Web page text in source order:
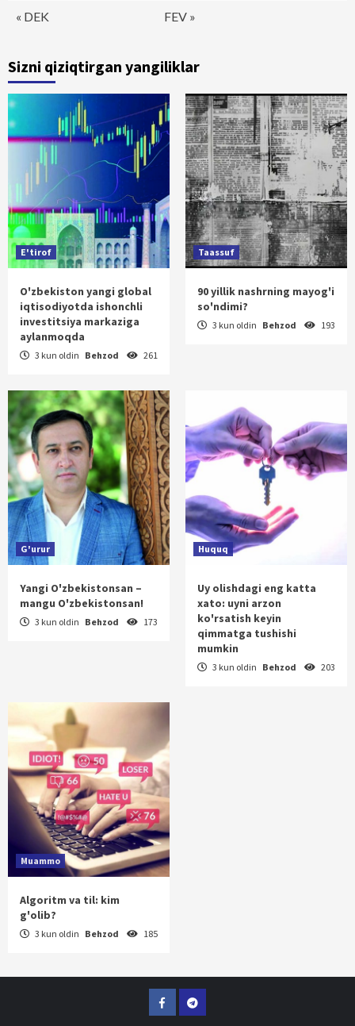
« DEK FEV »
Sizni qiziqtirgan yangiliklar
E'tirof
O'zbekiston yangi global
iqtisodiyotda ishonchli
investitsiya markaziga
aylanmoqda
3 kun oldin Behzod 261
Taassuf
90 yillik nashrning mayog'i
so'ndimi?
3 kun oldin Behzod 193
G'urur
Yangi O'zbekistonsan –
mangu O'zbekistonsan!
3 kun oldin Behzod 173
Huquq
Uy olishdagi eng katta
xato: uyni arzon
ko'rsatish keyin
qimmatga tushishi
mumkin
3 kun oldin Behzod 203
Muammo
Algoritm va til: kim
g'olib?
3 kun oldin Behzod 185
FacebookTelegram